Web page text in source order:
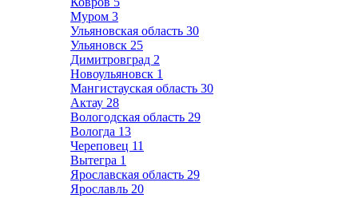
Муром 3
Ульяновская область 30
Ульяновск 25
Димитровград 2
Новоульяновск 1
Мангистауская область 30
Актау 28
Вологодская область 29
Вологда 13
Череповец 11
Вытегра 1
Ярославская область 29
Ярославль 20